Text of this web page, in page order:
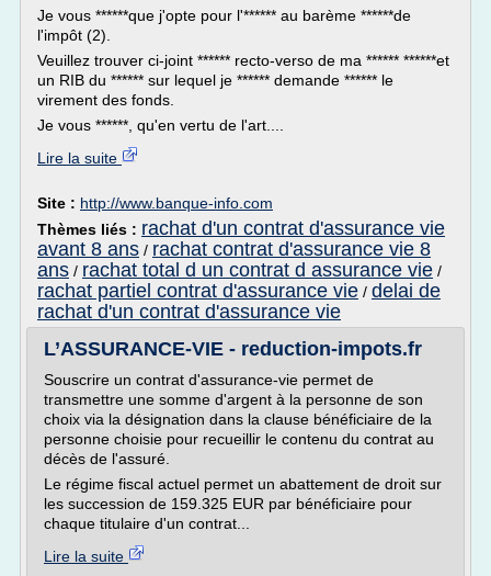
Je vous ******que j'opte pour l'****** au barème ******de
l'impôt (2).
Veuillez trouver ci-joint ****** recto-verso de ma ****** ******et
un RIB du ****** sur lequel je ****** demande ****** le
virement des fonds.
Je vous ******, qu'en vertu de l'art....
Lire la suite
Site : http://www.banque-info.com
Thèmes liés : rachat d'un contrat d'assurance vie
avant 8 ans / rachat contrat d'assurance vie 8
ans / rachat total d un contrat d assurance vie /
rachat partiel contrat d'assurance vie / delai de
rachat d'un contrat d'assurance vie
L’ASSURANCE-VIE - reduction-impots.fr
Souscrire un contrat d'assurance-vie permet de
transmettre une somme d'argent à la personne de son
choix via la désignation dans la clause bénéficiaire de la
personne choisie pour recueillir le contenu du contrat au
décès de l'assuré.
Le régime fiscal actuel permet un abattement de droit sur
les succession de 159.325 EUR par bénéficiaire pour
chaque titulaire d'un contrat...
Lire la suite